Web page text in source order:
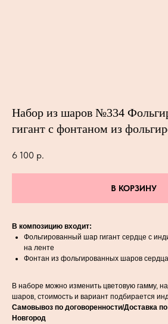
Набор из шаров №334
гигант с фонтаном из
6 100 р.
В КОРЗИНУ
В композицию входит:
Фольгированный шар гигант сердце с
на ленте
Фонтан из фольгированных шаров сердца
В наборе можно изменить цветовую гамму,
шаров, стоимость и вариант подбирается
Самовывоз по договоренности/Доставка
Новгород